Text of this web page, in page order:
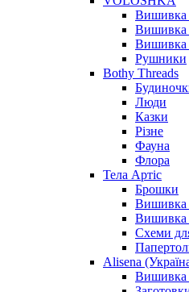
Вишивка
Вишивка
Вишивка
Рушники
Bothy Threads
Люди
Казки
Різне
Фауна
Флора
Тела Артіс
Брошки
Вишивка
Вишивка
Схеми
Alisena
Вишивка